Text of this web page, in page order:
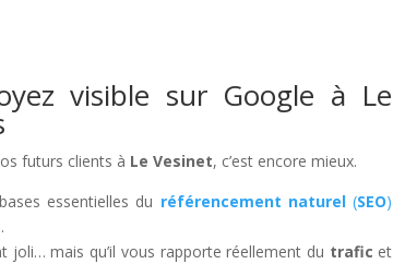
visible sur Google à Le
futurs clients à Le Vesinet, c’est encore mieux.
essentielles du référencement naturel (SEO)
mais qu’il vous rapporte réellement du trafic et